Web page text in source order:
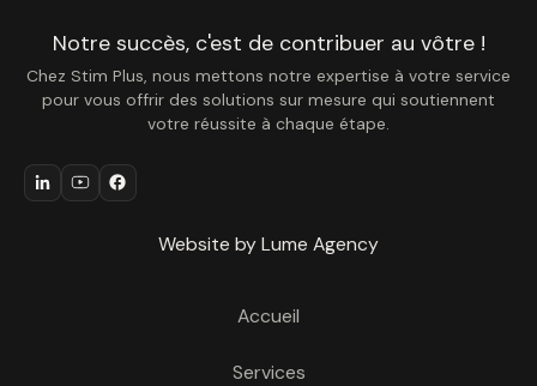
Notre succès, c'est de contribuer au vôtre !
Chez Stim Plus, nous mettons notre expertise à votre service
pour vous offrir des solutions sur mesure qui soutiennent
votre réussite à chaque étape.
Website by Lume Agency
Accueil
Services